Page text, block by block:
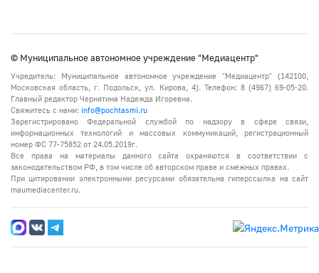
© Муниципальное автономное учреждение "Медиацентр"
Учредитель: Муниципальное автономное учреждение "Медиацентр" (142100,
Московская область, г. Подольск, ул. Кирова, 4). Телефон: 8 (4967) 69-05-20.
Главный редактор Чернятина Надежда Игоревна.
Свяжитесь с нами: info@pochtasmi.ru
Зарегистрировано Федеральной службой по надзору в сфере связи,
информационных технологий и массовых коммуникаций, регистрационный
номер ФС 77-75852 от 24.05.2019г.
Все права на материалы данного сайта охраняются в соответствии с
законодательством РФ, в том числе об авторском праве и смежных правах.
При цитировании электронными ресурсами обязательна гиперссылка на сайт
maumediacenter.ru.